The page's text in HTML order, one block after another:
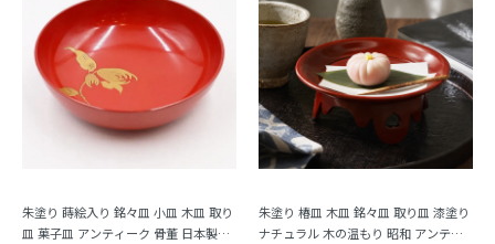
朱塗り 蒔絵入り 銘々皿 小皿 木皿 取り
皿 菓子皿 アンティーク 骨董 日本製
朱塗り 椿皿 木皿 銘々皿 取り皿 漆塗り
ナチュラル 木の温もり 昭和 アンティ